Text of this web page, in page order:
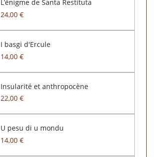
L’énigme de Santa Restituta
24,00 €
I basgi d'Ercule
14,00 €
Insularité et anthropocène
22,00 €
U pesu di u mondu
14,00 €